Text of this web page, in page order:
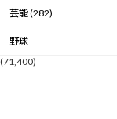
芸能 (282)
野球
(71,400)